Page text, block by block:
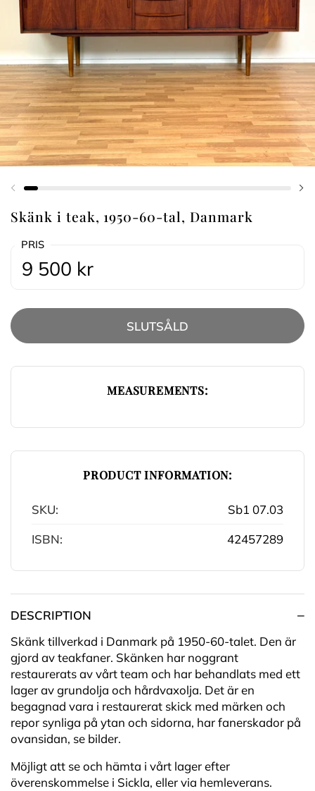
Föregående bild
Skänk i teak, 1950-60-tal, Danmark
PRIS
9 500 kr
SLUTSÅLD
MEASUREMENTS:
PRODUCT INFORMATION:
SKU:
Sb1 07.03
ISBN:
42457289
DESCRIPTION
Skänk tillverkad i Danmark på 1950-60-talet. Den är
gjord av teakfaner. Skänken har noggrant
restaurerats av vårt team och har behandlats med ett
lager av grundolja och hårdvaxolja. Det är en
begagnad vara i restaurerat skick med märken och
repor synliga på ytan och sidorna, har fanerskador på
ovansidan, se bilder.
Möjligt att se och hämta i vårt lager efter
överenskommelse i Sickla, eller via hemleverans.